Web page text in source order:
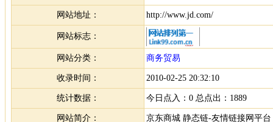
网站地址： http://www.jd.com/
网站标志：
网站分类： 商务贸易
收录时间： 2010-02-25 20:32:10
统计数据： 今日点入：0 总点出：1889
网站简介： 京东商城 静态链-友情链接网平台